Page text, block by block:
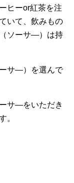
ヒーor紅茶を注
いて、飲みもの
ソーサ―）は持
サ―）を選んで
サ―をいただき
。